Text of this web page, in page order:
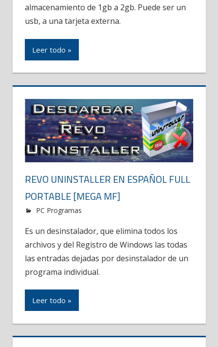
almacenamiento de 1gb a 2gb. Puede ser un
usb, a una tarjeta externa.
Leer todo »
REVO UNINSTALLER EN ESPAÑOL FULL
PORTABLE [MEGA MF]
PC Programas
Es un desinstalador, que elimina todos los
archivos y del Registro de Windows las todas
las entradas dejadas por desinstalador de un
programa individual.
Leer todo »